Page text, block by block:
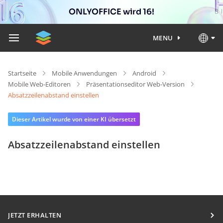
ONLYOFFICE wird 16!
MENU
Startseite Mobile Anwendungen
Android
Mobile Web-Editoren
Präsentationseditor Web-Version
Absatzzeilenabstand einstellen
Dieser Artikel wurde von einer KI übersetzt
Absatzzeilenabstand einstellen
JETZT ERHALTEN